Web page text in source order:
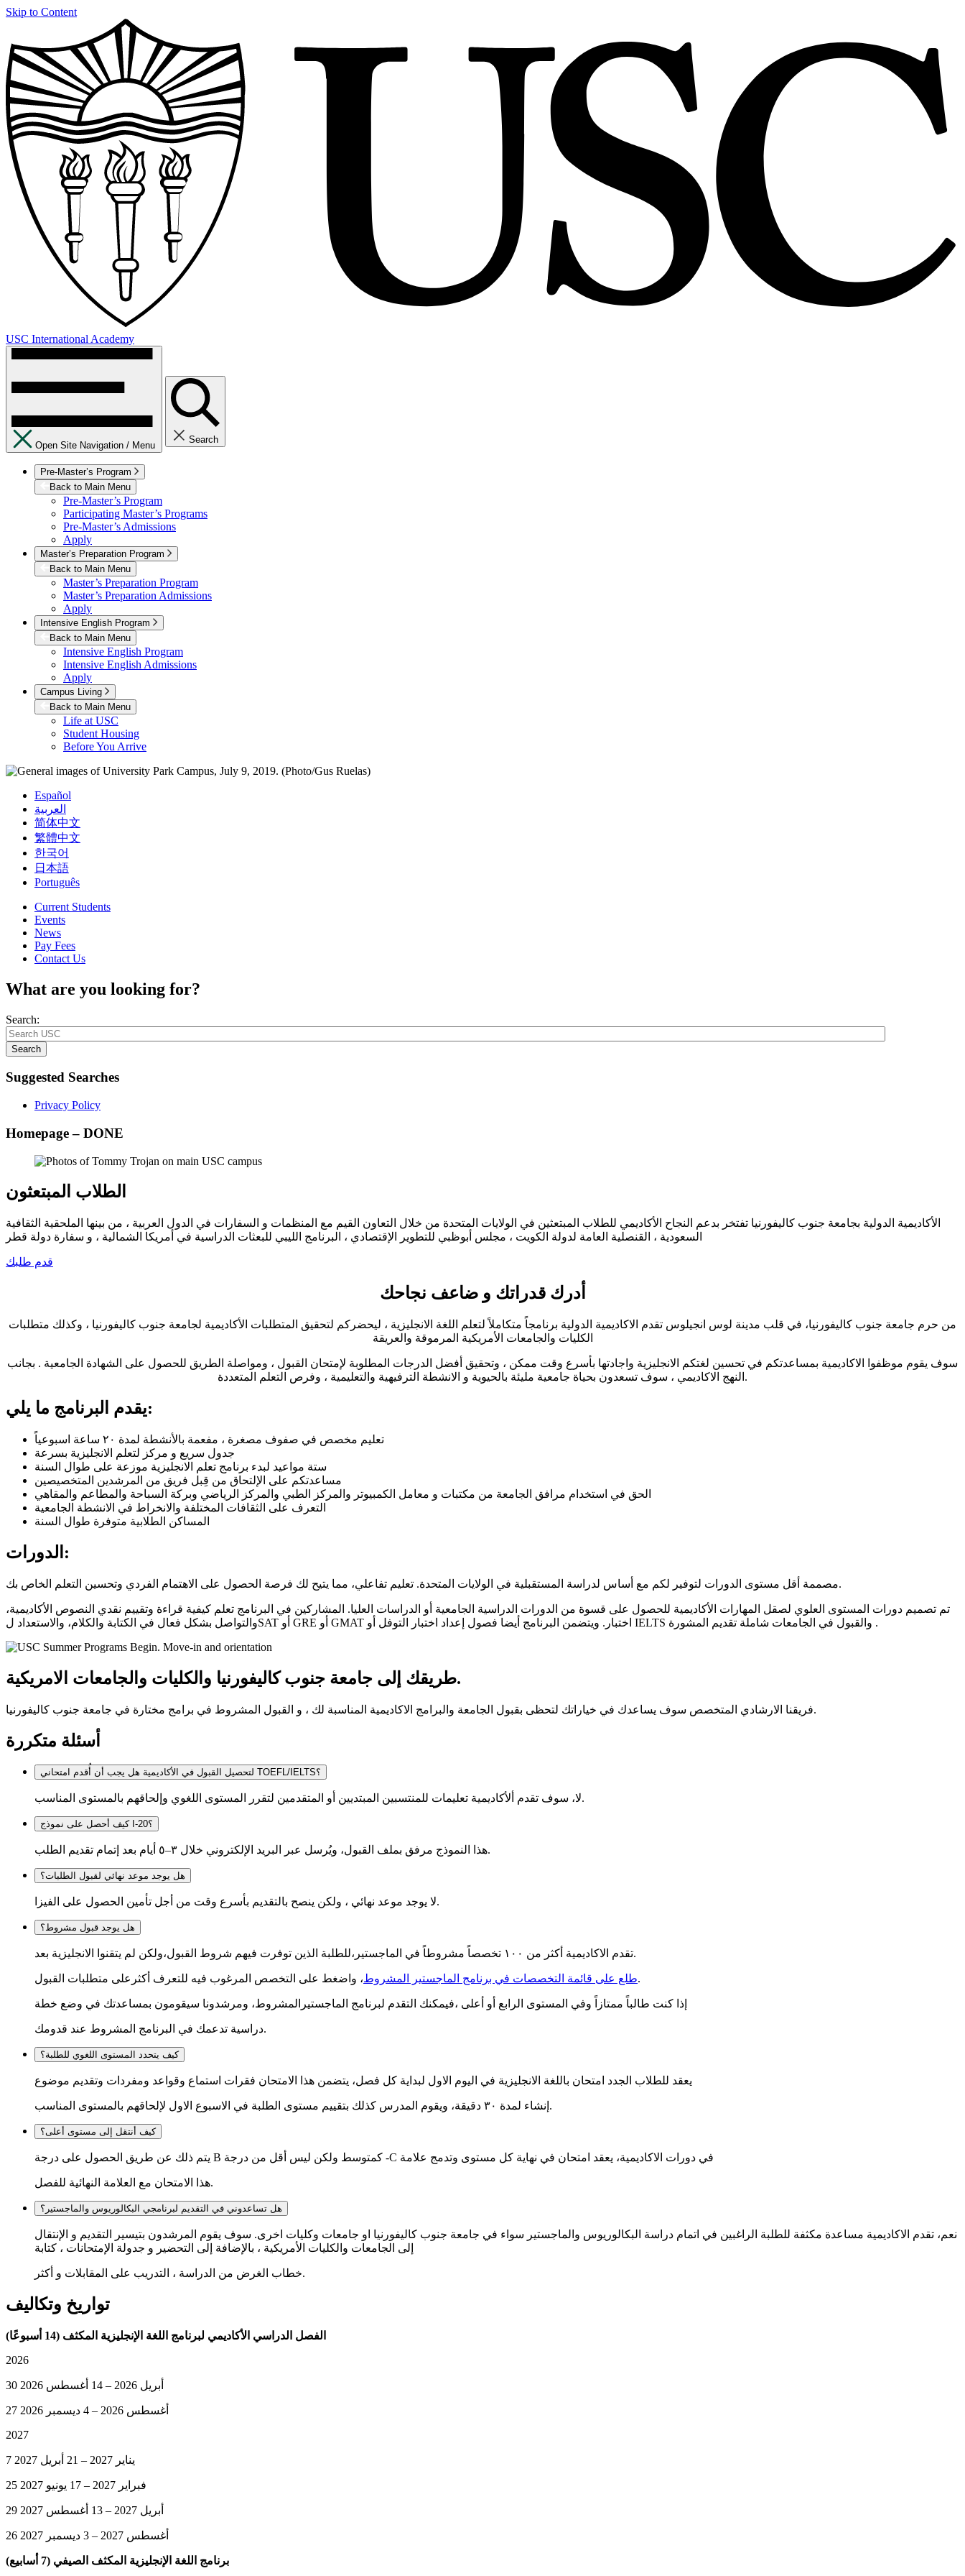
Skip to Content
USC International Academy
Open Site Navigation / Menu
Search
Pre-Master’s Program
Back to Main Menu
Pre-Master’s Program
Participating Master’s Programs
Pre-Master’s Admissions
Apply
Master’s Preparation Program
Back to Main Menu
Master’s Preparation Program
Master’s Preparation Admissions
Apply
Intensive English Program
Back to Main Menu
Intensive English Program
Intensive English Admissions
Apply
Campus Living
Back to Main Menu
Life at USC
Student Housing
Before You Arrive
Español
العربية
简体中文
繁體中文
한국어
日本語
Português
Current Students
Events
News
Pay Fees
Contact Us
What are you looking for?
Search:
Search
Suggested Searches
Privacy Policy
Homepage – DONE
الطلاب المبتعثون
الأكاديمية الدولية بجامعة جنوب كاليفورنيا تفتخر بدعم النجاح الأكاديمي للطلاب المبتعثين في الولايات المتحدة من خلال التعاون القيم مع المنظمات و السفارات في الدول العربية ، من بينها الملحقية الثقافية
السعودية ، القنصلية العامة لدولة الكويت ، مجلس أبوظبي للتطوير الإقتصادي ، البرنامج الليبي للبعثات الدراسية في أمريكا الشمالية ، و سفارة دولة قطر
قدم طلبك
أدرك قدراتك و ضاعف نجاحك
من حرم جامعة جنوب كاليفورنيا، في قلب مدينة لوس انجيلوس تقدم الاكاديمية الدولية برنامجاً متكاملاً لتعلم اللغة الانجليزية ، ليحضركم لتحقيق المتطلبات الأكاديمية لجامعة جنوب كاليفورنيا ، وكذلك متطلبات
الكليات والجامعات الأمريكية المرموقة والعريقة
سوف يقوم موظفوا الاكاديمية بمساعدتكم في تحسين لغتكم الانجليزية واجادتها بأسرع وقت ممكن ، وتحقيق أفضل الدرجات المطلوبة لإمتحان القبول ، ومواصلة الطريق للحصول على الشهادة الجامعية . بجانب
النهج الاكاديمي ، سوف تسعدون بحياة جامعية مليئة بالحيوية و الانشطة الترفيهية والتعليمية ، وفرص التعلم المتعددة.
يقدم البرنامج ما يلي:
تعليم مخصص في صفوف مصغرة ، مفعمة بالأنشطة لمدة ٢٠ ساعة اسبوعياً
جدول سريع و مركز لتعلم الانجليزية بسرعة
ستة مواعيد لبدء برنامج تعلم الانجليزية موزعة على طوال السنة
مساعدتكم على الإلتحاق من قِبل فريق من المرشدين المتخصيصين
الحق في استخدام مرافق الجامعة من مكتبات و معامل الكمبيوتر والمركز الطبي والمركز الرياضي وبركة السباحة والمطاعم والمقاهي
التعرف على الثقافات المختلفة والانخراط في الانشطة الجامعية
المساكن الطلابية متوفرة طوال السنة
الدورات:
مصممة أقل مستوى الدورات لتوفير لكم مع أساس لدراسة المستقبلية في الولايات المتحدة. تعليم تفاعلي، مما يتيح لك فرصة الحصول على الاهتمام الفردي وتحسين التعلم الخاص بك.
تم تصميم دورات المستوى العلوي لصقل المهارات الأكاديمية للحصول على قسوة من الدورات الدراسية الجامعية أو الدراسات العليا. المشاركين في البرنامج تعلم كيفية قراءة وتقييم نقدي النصوص الأكاديمية،
والتواصل بشكل فعال في الكتابة والكلام، والاستعداد لSAT أو GRE أو GMAT اختبار. ويتضمن البرنامج أيضا فصول إعداد اختبار التوفل أو IELTS والقبول في الجامعات شاملة تقديم المشورة .
طريقك إلى جامعة جنوب كاليفورنيا والكليات والجامعات الامريكية.
فريقنا الارشادي المتخصص سوف يساعدك في خياراتك لتحظى بقبول الجامعة والبرامج الاكاديمية المناسبة لك ، و القبول المشروط في برامج مختارة في جامعة جنوب كاليفورنيا.
أسئلة متكررة
لتحصيل القبول في الأكاديمية هل يجب أن أُقدم امتحاني TOEFL/IELTS؟
لا، سوف تقدم ألأكاديمية تعليمات للمنتسبين المبتديين أو المتقدمين لتقرر المستوى اللغوي وإلحاقهم بالمستوى المناسب.
كيف أحصل على نموذج I-20؟
هذا النموذج مرفق بملف القبول، ويُرسل عبر البريد الإلكتروني خلال ٣–٥ أيام بعد إتمام تقديم الطلب.
هل يوجد موعد نهائي لقبول الطلبات؟
لا يوجد موعد نهائي ، ولكن ينصح بالتقديم بأسرع وقت من أجل تأمين الحصول على الفيزا.
هل يوجد قبول مشروط؟
تقدم الاكاديمية أكثر من ١٠٠ تخصصاً مشروطاً في الماجستير،للطلبة الذين توفرت فيهم شروط القبول،ولكن لم يتقنوا الانجليزية بعد.
طلع على قائمة التخصصات في برنامج الماجستير المشروط، واضغط على التخصص المرغوب فيه للتعرف أكثرعلى متطلبات القبول.
إذا كنت طالباً ممتازاً وفي المستوى الرابع أو أعلى ،فيمكنك التقدم لبرنامج الماجستيرالمشروط، ومرشدونا سيقومون بمساعدتك في وضع خطة
دراسية تدعمك في البرنامج المشروط عند قدومك.
كيف يتحدد المستوى اللغوي للطلبة؟
يعقد للطلاب الجدد امتحان باللغة الانجليزية في اليوم الاول لبداية كل فصل، يتضمن هذا الامتحان فقرات استماع وقواعد ومفردات وتقديم موضوع
إنشاء لمدة ٣٠ دقيقة، ويقوم المدرس كذلك بتقييم مستوى الطلبة في الاسبوع الاول لإلحاقهم بالمستوى المناسب.
كيف أنتقل إلى مستوى أعلى؟
يتم ذلك عن طريق الحصول على درجة B كمتوسط ولكن ليس أقل من درجة -C في دورات الاكاديمية، يعقد امتحان في نهاية كل مستوى وتدمج علامة
هذا الامتحان مع العلامة النهائية للفصل.
هل تساعدوني في التقديم لبرنامجي البكالوريوس والماجستير؟
نعم، تقدم الاكاديمية مساعدة مكثفة للطلبة الراغبين في اتمام دراسة البكالوريوس والماجستير سواء في جامعة جنوب كاليفورنيا او جامعات وكليات اخرى. سوف يقوم المرشدون بتيسير التقديم و الإنتقال
إلى الجامعات والكليات الأمريكية ، بالإضافة إلى التحضير و جدولة الإمتحانات ، كتابة
خطاب الغرض من الدراسة ، التدريب على المقابلات و أكثر.
تواريخ وتكاليف
الفصل الدراسي الأكاديمي لبرنامج اللغة الإنجليزية المكثف (14 أسبوعًا)
2026
30 أبريل 2026 – 14 أغسطس 2026
27 أغسطس 2026 – 4 ديسمبر 2026
2027
7 يناير 2027 – 21 أبريل 2027
25 فبراير 2027 – 17 يونيو 2027
29 أبريل 2027 – 13 أغسطس 2027
26 أغسطس 2027 – 3 ديسمبر 2027
برنامج اللغة الإنجليزية المكثف الصيفي (7 أسابيع)